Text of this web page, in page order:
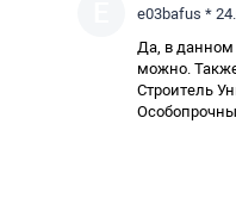
e03bafus *
Да, в данном
можно.
Строитель